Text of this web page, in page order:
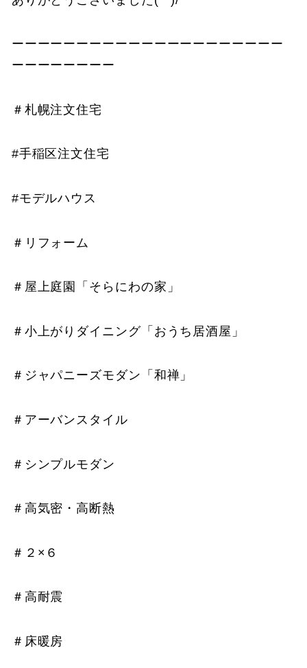
ーーーーーーーーーーーーーーーーーーーーー
ーーーーーーーー
＃札幌注文住宅
#手稲区注文住宅
#モデルハウス
＃リフォーム
＃屋上庭園「そらにわの家」
＃小上がりダイニング「おうち居酒屋」
＃ジャパニーズモダン「和禅」
＃アーバンスタイル
＃シンプルモダン
＃高気密・高断熱
＃２×６
＃高耐震
＃床暖房